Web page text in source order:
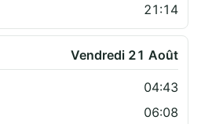
21:14
Vendredi 21 Août
04:43
06:08